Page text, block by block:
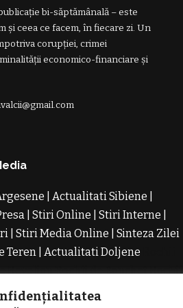
bi-săptămânală – este
și ceea ce facem, în fiecare zi. Un
corupției, crimei
economico-financiare și
Actualitati Sibiene
Stiri Online Stiri Interne
Stiri Media Online
Sinteza Zilei
Teren Actualitati Doljene
RevelionRochii de BanchetRochii
Magazin de Rochii